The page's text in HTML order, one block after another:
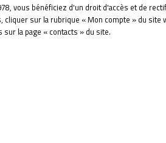
vous bénéficiez d'un droit d'accès et de
sur la rubrique « Mon compte » du site
la page « contacts » du site.